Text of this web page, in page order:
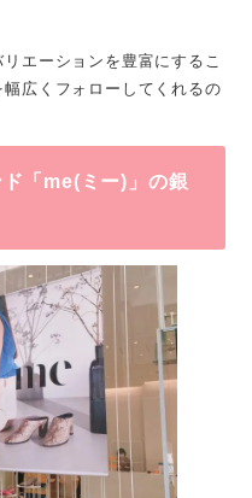
エーションを豊富にするこ
広くフォローしてくれるの
「me(ミー)」の銀